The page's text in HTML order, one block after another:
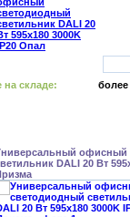
на складе: более
офисный
DALI 20 Вт